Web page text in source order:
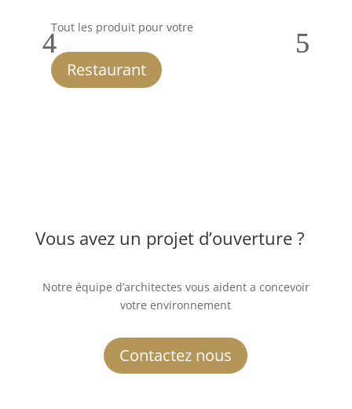
Tout les produit pour votre
Restaurant
Vous avez un projet d’ouverture ?
Notre équipe d’architectes vous aident a concevoir
votre environnement
Contactez nous